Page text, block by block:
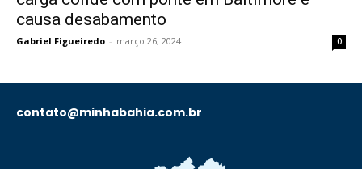
causa desabamento
Gabriel Figueiredo - março 26, 2024 0
contato@minhabahia.com.br